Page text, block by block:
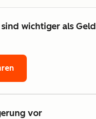
wichtiger als Geld
vor